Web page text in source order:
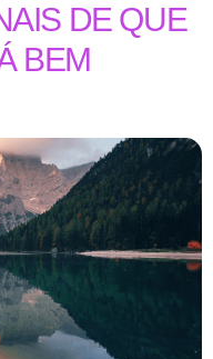
DE QUE
BEM